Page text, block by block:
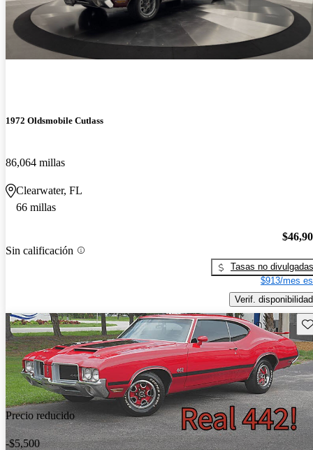
1972 Oldsmobile Cutlass
86,064 millas
Clearwater, FL
66 millas
Sin calificación
Tasas no divulgadas
$913/mes
Verif. disponibilidad
Precio reducido
-$5,500